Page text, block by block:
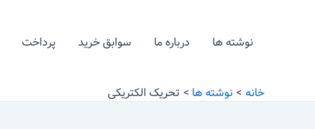
نوشته ها درباره ما سوابق خرید پرداخت
خانه نوشته ها تحریک الکتریکی